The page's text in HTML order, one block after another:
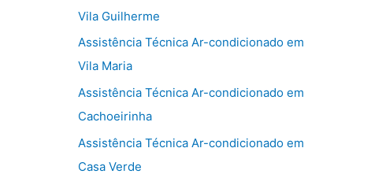
Vila Guilherme
Assistência Técnica Ar-condicionado em
Vila Maria
Assistência Técnica Ar-condicionado em
Cachoeirinha
Assistência Técnica Ar-condicionado em
Casa Verde